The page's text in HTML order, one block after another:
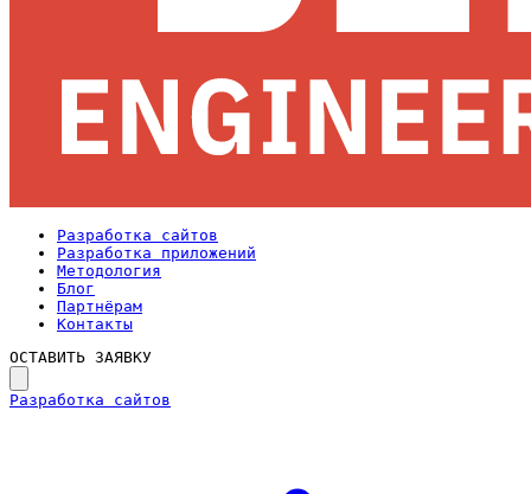
Разработка сайтов
Разработка приложений
Методология
Блог
Партнёрам
Контакты
ОСТАВИТЬ ЗАЯВКУ
Разработка сайтов